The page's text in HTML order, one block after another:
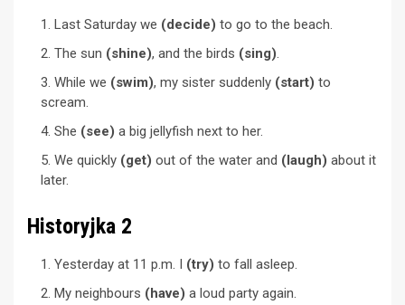
Last Saturday we (decide) to go to the beach.
The sun (shine), and the birds (sing).
While we (swim), my sister suddenly (start) to
scream.
She (see) a big jellyfish next to her.
We quickly (get) out of the water and (laugh) about it
later.
Historyjka 2
Yesterday at 11 p.m. I (try) to fall asleep.
My neighbours (have) a loud party again.